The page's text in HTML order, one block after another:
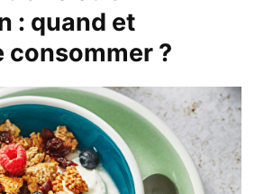
: quand et
consommer ?